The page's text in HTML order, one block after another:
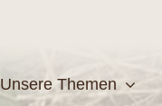
Unsere Themen